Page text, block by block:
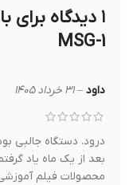
MSG-1
– ۳۱ خرداد ۱۴۰۵
درود. دستگاه جالبی بود.
بعد از یک ماه یاد گرفتم
محصولات فیلم آموزشی